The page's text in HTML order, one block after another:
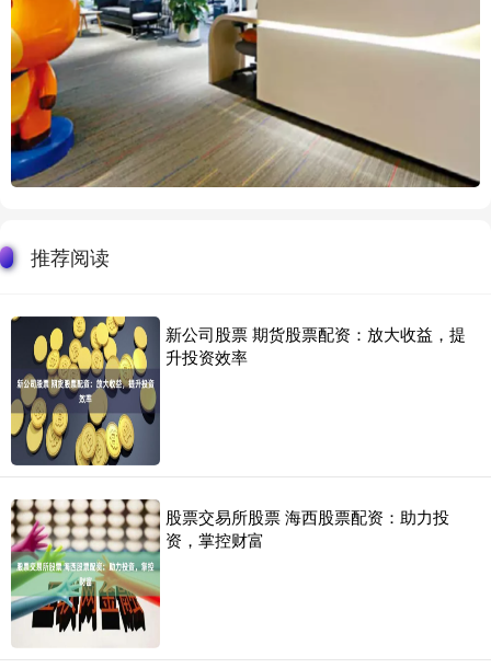
推荐阅读
新公司股票 期货股票配资：放大收益，提
升投资效率
股票交易所股票 海西股票配资：助力投
资，掌控财富